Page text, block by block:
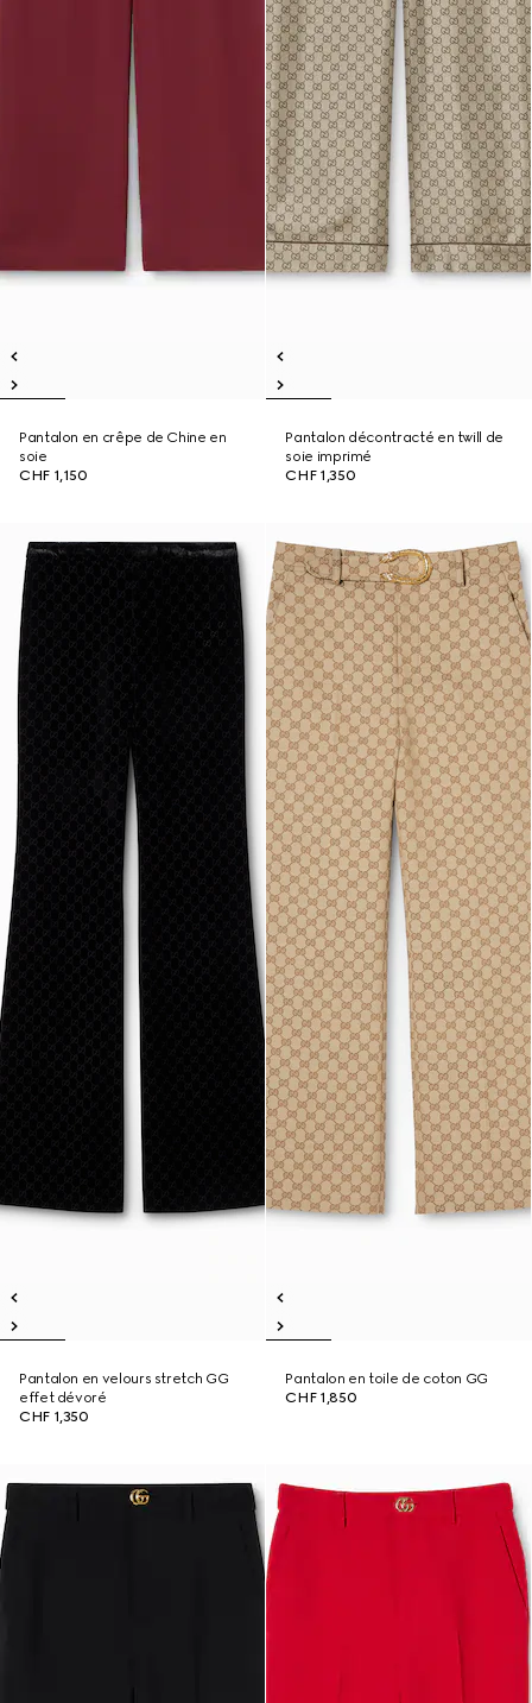
Pantalon en crêpe de Chine en
soie
CHF 1,150
Pantalon décontracté en twill de
soie imprimé
CHF 1,350
Pantalon en velours stretch GG
effet dévoré
CHF 1,350
Pantalon en toile de coton GG
CHF 1,850